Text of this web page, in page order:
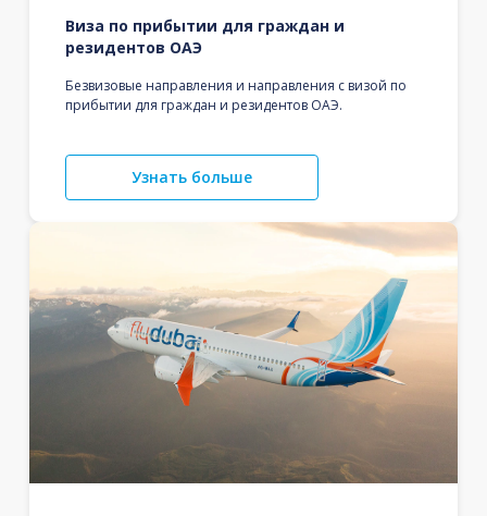
Виза по прибытии для граждан и
резидентов ОАЭ
Безвизовые направления и направления с визой по
прибытии для граждан и резидентов ОАЭ.
Узнать больше